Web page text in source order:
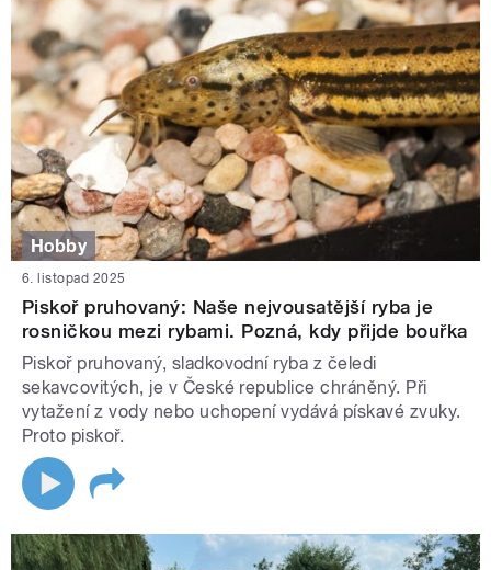
Hobby
6. listopad 2025
Piskoř pruhovaný: Naše nejvousatější ryba je
rosničkou mezi rybami. Pozná, kdy přijde bouřka
Piskoř pruhovaný, sladkovodní ryba z čeledi
sekavcovitých, je v České republice chráněný. Při
vytažení z vody nebo uchopení vydává pískavé zvuky.
Proto piskoř.